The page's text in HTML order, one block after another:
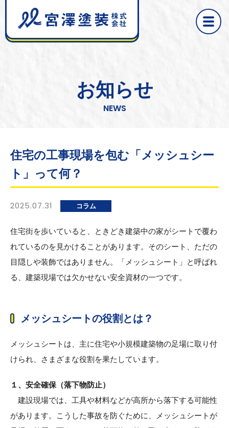
toggle
お知らせ
NEWS
住宅の工事現場を包む「メッシュシー
ト」って何？
2025.07.31 コラム
住宅街を歩いていると、ときどき建築中の家がシートで覆わ
れているのを見かけることがあります。そのシート、ただの
目隠しや装飾ではありません。「メッシュシート」と呼ばれ
る、建築現場では欠かせない安全資材の一つです。
メッシュシートの役割とは？
メッシュシートは、主に住宅や小規模建築物の足場に取り付
けられ、さまざまな役割を果たしています。
１、安全確保（落下物防止）
建設現場では、工具や材料などが高所から落下する可能性
があります。こうした事故を防ぐために、メッシュシートが